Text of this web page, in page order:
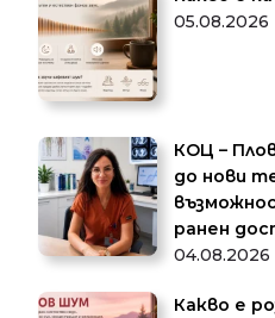
05.08.2026
КОЦ –
до нови
ранен
04.08.2026
Какво е